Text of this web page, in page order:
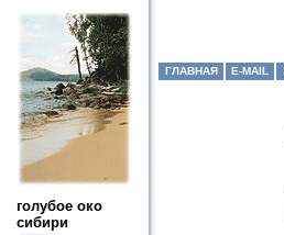
голубое око
сибири
ГЛАВНАЯ E-MAIL